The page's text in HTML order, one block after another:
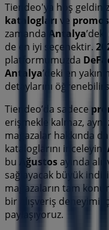
Tiendeo'ya hoş
katalogları ve
zamanda Antalya
de en iyi seçenektir.
platformumuzda
Antalya’deki en yakın
detaylarını
Tiendeo’da sadece
erişmekle kalmaz,
mağazalar hakkında
kataloglarını inceleyin,
bu Ağustosayında
sağlayacak büyük
mağazaların tam
bir alışveriş deneyimi
paylaşıyoruz.